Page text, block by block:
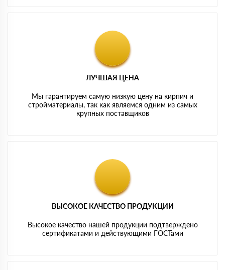
ЛУЧШАЯ ЦЕНА
Мы гарантируем самую низкую цену на кирпич и
стройматериалы, так как являемся одним из самых
крупных поставщиков
ВЫСОКОЕ КАЧЕСТВО ПРОДУКЦИИ
Высокое качество нашей продукции подтверждено
сертификатами и действующими ГОСТами